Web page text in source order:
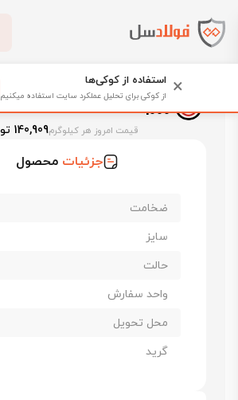
فولادسل
1000
قیمت امروز هر کیلوگرم140,909 تومان
جزئیات محصول
ضخامت
سایز
حالت
واحد سفارش
محل تحویل
گرید
× استفاده از کوکی‌ها
از کوکی برای تحلیل عملکرد سایت استفاده میکنیم